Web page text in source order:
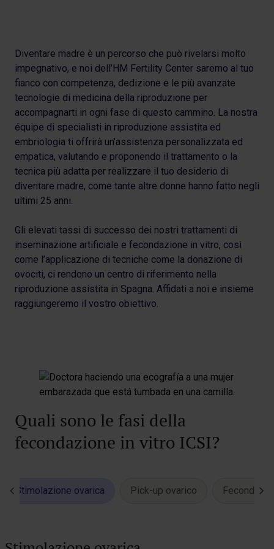
Diventare madre è un percorso che può rivelarsi molto
impegnativo, e noi dell’HM Fertility Center saremo al tuo
fianco con competenza, dedizione e le più avanzate
tecnologie di medicina della riproduzione per
accompagnarti in ogni fase di questo cammino. La nostra
équipe di specialisti in riproduzione assistita ed
embriologia ti offrirà un’assistenza personalizzata ed
empatica, valutando e proponendo il trattamento o la
tecnica più adatta per realizzare il tuo desiderio di
diventare madre, come tante altre donne hanno fatto negli
ultimi 25 anni.
Gli elevati tassi di successo dei nostri trattamenti di
inseminazione artificiale e fecondazione in vitro, così
come l’applicazione di tecniche come la donazione di
ovociti, ci rendono un centro di riferimento nella
riproduzione assistita in Spagna. Affidati a noi e insieme
raggiungeremo il vostro obiettivo.
Quali sono le fasi della
fecondazione in vitro ICSI?
Stimolazione ovarica Pick-up ovarico